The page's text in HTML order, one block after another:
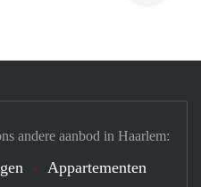
andere aanbod in Haarlem:
Appartementen